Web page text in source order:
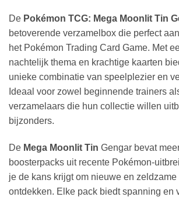
De Pokémon TCG: Mega Moonlit Tin
betoverende verzamelbox die perfect
het Pokémon Trading Card Game. Met
nachtelijk thema en krachtige kaarten
unieke combinatie van speelplezier en
Ideaal voor zowel beginnende trainers
verzamelaars die hun collectie willen
bijzonders.
De Mega Moonlit Tin Gengar bevat
boosterpacks uit recente Pokémon-
je de kans krijgt om nieuwe en zeldzame
ontdekken. Elke pack biedt spanning en